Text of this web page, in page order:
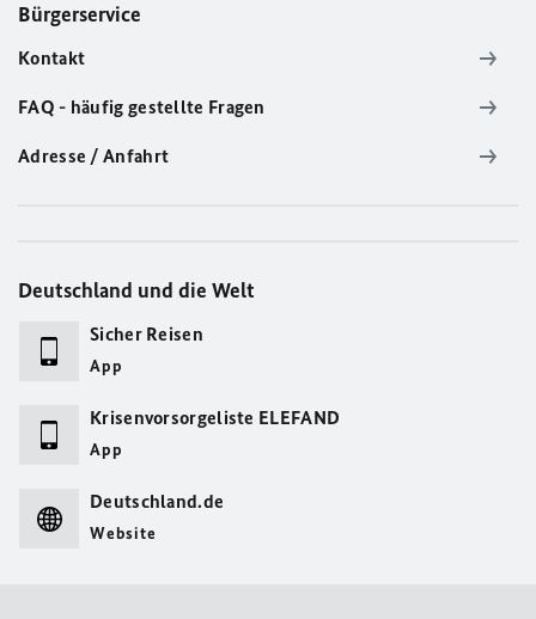
Bürgerservice
Kontakt
FAQ - häufig gestellte Fragen
Adresse / Anfahrt
Deutschland und die Welt
Sicher Reisen
App
Krisenvorsorgeliste ELEFAND
App
Deutschland.de
Website